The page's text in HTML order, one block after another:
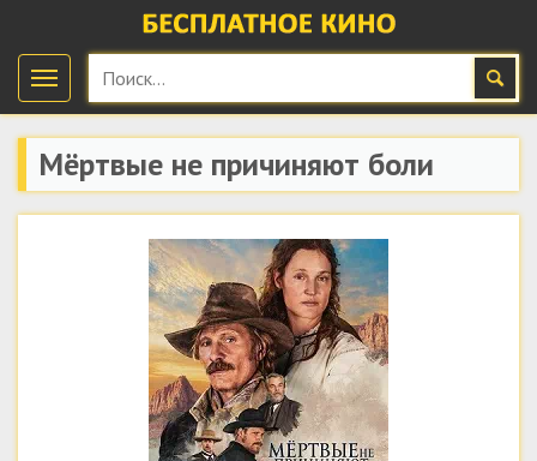
Мёртвые не причиняют боли
(2023) скачать бесплатно